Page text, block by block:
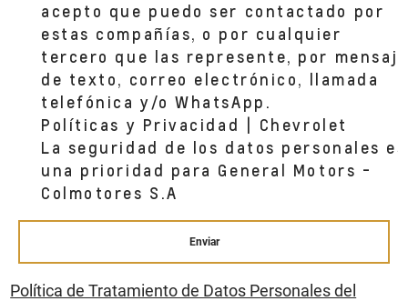
acepto que puedo ser contactado por
estas compañías, o por cualquier
tercero que las represente, por
de texto, correo electrónico, llamada
telefónica y/o WhatsApp.
Políticas y Privacidad | Chevrolet
La seguridad de los datos personales es
una prioridad para General Motors -
Colmotores S.A
Enviar
Política de Tratamiento de Datos Personales del